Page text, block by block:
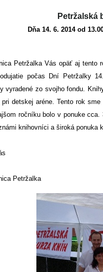
Petržalská
Dňa 14. 6. 2014 od
Petržalka Vás opäť aj tento
počas Dní Petržalky
vyradené zo svojho fondu.
pri detskej aréne. Tento rok
ročníku bolo v ponuke
knihovníci a široká ponuka
Petržalka